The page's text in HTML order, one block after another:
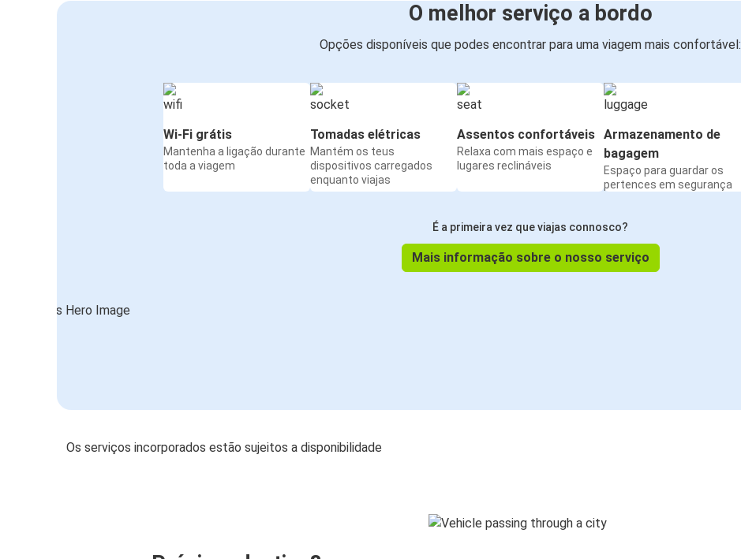
O melhor serviço a bordo
Opções disponíveis que podes encontrar para uma viagem mais confortável:
Wi-Fi grátis
Mantenha a ligação durante
toda a viagem
Tomadas elétricas
Mantém os teus
dispositivos carregados
enquanto viajas
Assentos confortáveis
Relaxa com mais espaço e
lugares reclináveis
Armazenamento de
bagagem
Espaço para guardar os
pertences em segurança
É a primeira vez que viajas connosco?
Mais informação sobre o nosso serviço
Os serviços incorporados estão sujeitos a disponibilidade